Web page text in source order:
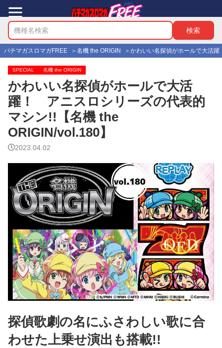
パチマガスロマガFREE 名機 the ORIGIN かわいい名探偵がホールで大活
SPECIAL 名機 the ORIGIN
かわいい名探偵がホールで大活
躍！ アニスロシリーズの代表的
マシン!!【名機 the
ORIGIN/vol.180】
2023.04.02
探偵歌劇の名にふさわしい歌に合
わせた上乗せ演出も搭載!!